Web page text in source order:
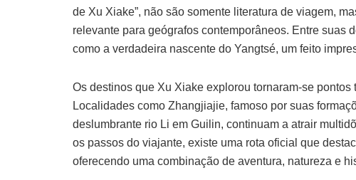
de Xu Xiake”, não são somente literatura de viagem,
relevante para geógrafos contemporâneos. Entre suas
como a verdadeira nascente do Yangtsé, um feito
Os destinos que Xu Xiake explorou tornaram-se
Localidades como Zhangjiajie, famoso por suas
deslumbrante rio Li em Guilin, continuam a atrair
os passos do viajante, existe uma rota oficial que
oferecendo uma combinação de aventura, natureza e